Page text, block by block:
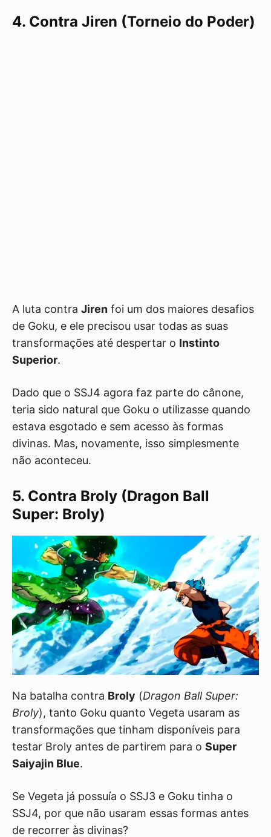
4. Contra Jiren (Torneio do Poder)
A luta contra Jiren foi um dos maiores desafios
de Goku, e ele precisou usar todas as suas
transformações até despertar o Instinto
Superior.
Dado que o SSJ4 agora faz parte do cânone,
teria sido natural que Goku o utilizasse quando
estava esgotado e sem acesso às formas
divinas. Mas, novamente, isso simplesmente
não aconteceu.
5. Contra Broly (Dragon Ball
Super: Broly)
Na batalha contra Broly (Dragon Ball Super:
Broly), tanto Goku quanto Vegeta usaram as
transformações que tinham disponíveis para
testar Broly antes de partirem para o Super
Saiyajin Blue.
Se Vegeta já possuía o SSJ3 e Goku tinha o
SSJ4, por que não usaram essas formas antes
de recorrer às divinas?